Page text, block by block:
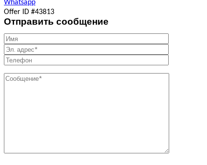
Whatsapp
Offer ID #43813
Отправить сообщение